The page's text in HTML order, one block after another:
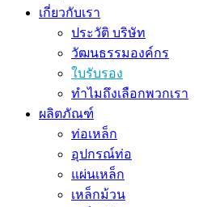
เกี่ยวกับเรา
ประวัติ บริษัท
วัฒนธรรมองค์กร
ใบรับรอง
ทำไมถึงเลือกพวกเรา
ผลิตภัณฑ์
ท่อเหล็ก
อุปกรณ์ท่อ
แผ่นเหล็ก
เหล็กม้วน